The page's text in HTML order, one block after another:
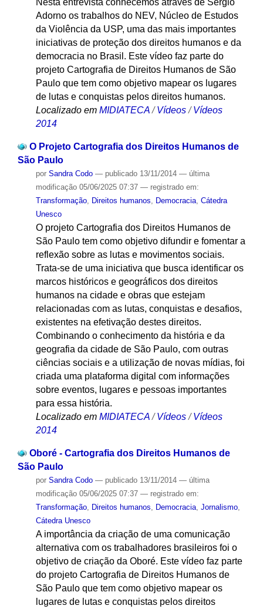
Nesta entrevista conhecemos através de Sérgio
Adorno os trabalhos do NEV, Núcleo de Estudos
da Violência da USP, uma das mais importantes
iniciativas de proteção dos direitos humanos e da
democracia no Brasil. Este vídeo faz parte do
projeto Cartografia de Direitos Humanos de São
Paulo que tem como objetivo mapear os lugares
de lutas e conquistas pelos direitos humanos.
Localizado em MIDIATECA /Vídeos /Vídeos
2014
O Projeto Cartografia dos Direitos Humanos de
São Paulo
por Sandra Codo — publicado13/11/2014 — última
modificação05/06/2025 07:37 — registrado em:
Transformação, Direitos humanos, Democracia, Cátedra
Unesco
O projeto Cartografia dos Direitos Humanos de
São Paulo tem como objetivo difundir e fomentar a
reflexão sobre as lutas e movimentos sociais.
Trata-se de uma iniciativa que busca identificar os
marcos históricos e geográficos dos direitos
humanos na cidade e obras que estejam
relacionadas com as lutas, conquistas e desafios,
existentes na efetivação destes direitos.
Combinando o conhecimento da história e da
geografia da cidade de São Paulo, com outras
ciências sociais e a utilização de novas mídias, foi
criada uma plataforma digital com informações
sobre eventos, lugares e pessoas importantes
para essa história.
Localizado em MIDIATECA /Vídeos /Vídeos
2014
Oboré - Cartografia dos Direitos Humanos de
São Paulo
por Sandra Codo — publicado13/11/2014 — última
modificação05/06/2025 07:37 — registrado em:
Transformação, Direitos humanos Democracia, Jornalismo,
Cátedra Unesco
A importância da criação de uma comunicação
alternativa com os trabalhadores brasileiros foi o
objetivo de criação da Oboré. Este vídeo faz parte
do projeto Cartografia de Direitos Humanos de
São Paulo que tem como objetivo mapear os
lugares de lutas e conquistas pelos direitos